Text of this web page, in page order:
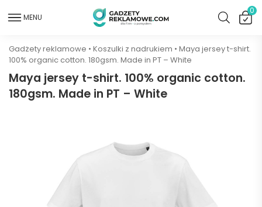
MENU
0
Gadżety reklamowe • Koszulki z nadrukiem • Maya jersey t-shirt.
100% organic cotton. 180gsm. Made in PT – White
Maya jersey t-shirt. 100% organic cotton.
180gsm. Made in PT – White